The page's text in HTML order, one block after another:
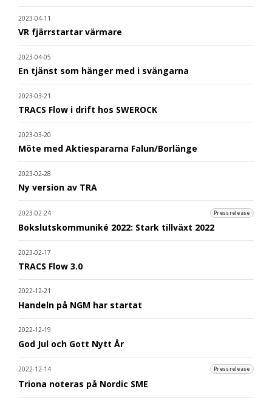
2023-04-11
VR fjärrstartar värmare
2023-04-05
En tjänst som hänger med i svängarna
2023-03-21
TRACS Flow i drift hos SWEROCK
2023-03-20
Möte med Aktiespararna Falun/Borlänge
2023-02-28
Ny version av TRA
2023-02-24 Pressrelease
Bokslutskommuniké 2022: Stark tillväxt 2022
2023-02-17
TRACS Flow 3.0
2022-12-21
Handeln på NGM har startat
2022-12-19
God Jul och Gott Nytt År
2022-12-14 Pressrelease
Triona noteras på Nordic SME